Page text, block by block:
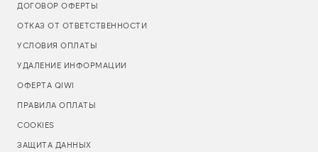
ДОГОВОР ОФЕРТЫ
ОТКАЗ ОТ ОТВЕТСТВЕННОСТИ
УСЛОВИЯ ОПЛАТЫ
УДАЛЕНИЕ ИНФОРМАЦИИ
ОФЕРТА QIWI
ПРАВИЛА ОПЛАТЫ
COOKIES
ЗАЩИТА ДАННЫХ